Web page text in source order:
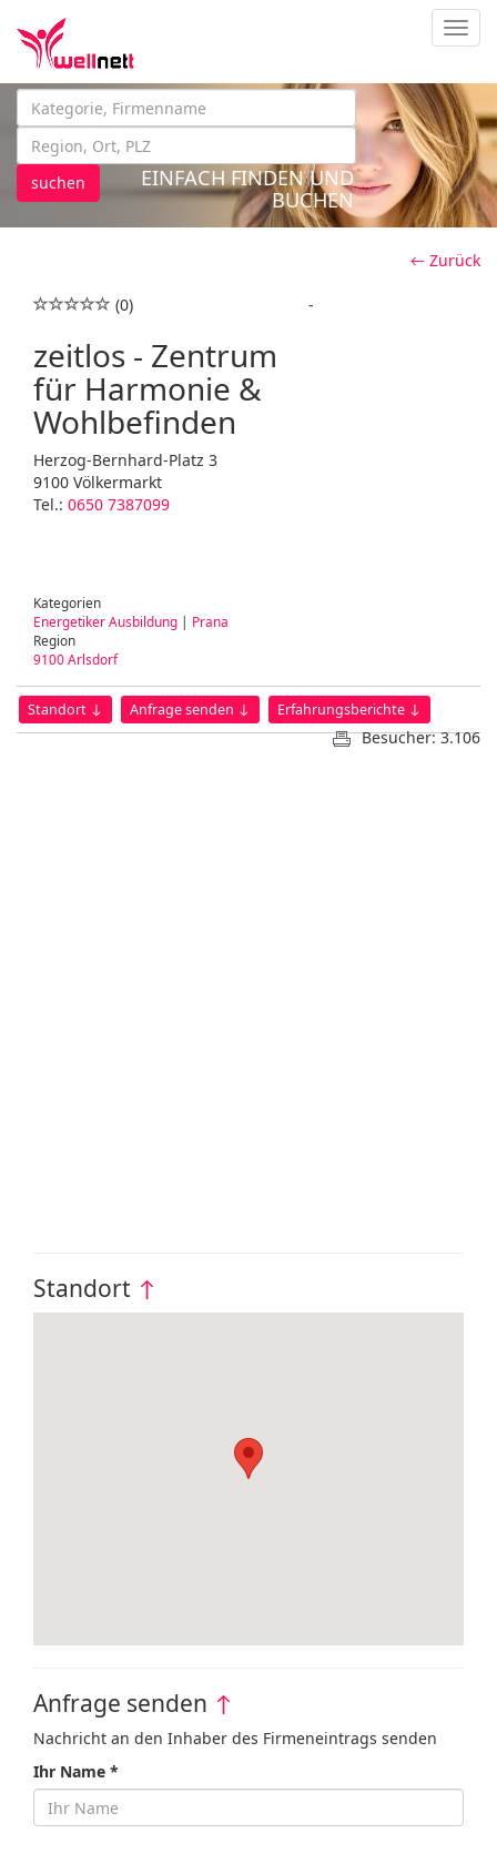
suchen
EINFACH FINDEN UND
BUCHEN
← Zurück
(0)
zeitlos - Zentrum
für Harmonie &
Wohlbefinden
Herzog-Bernhard-Platz 3
9100 Völkermarkt
Tel.: 0650 7387099
-
Kategorien
Energetiker Ausbildung | Prana
Region
9100 Arlsdorf
Standort ↓ Anfrage senden ↓ Erfahrungsberichte ↓
Besucher: 3.106
Standort ↑
Anfrage senden ↑
Nachricht an den Inhaber des Firmeneintrags senden
Ihr Name *